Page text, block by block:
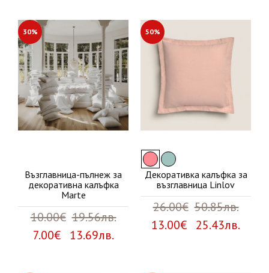
30%
Възглавница-пълнеж за
декоративна калъфка
Marte
10.00€ 19.56лв.
7.00€ 13.69лв.
50%
Декоративка калъфка за
възглавница Linlov
26.00€ 50.85лв.
13.00€ 25.43лв.